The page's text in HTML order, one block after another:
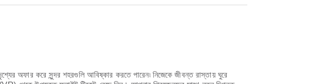
করে সুন্দর শহরগুলি আবিষ্কার করতে পারেন৷ নিজেকে জীবন্ত রাস্তায় ঘুরে